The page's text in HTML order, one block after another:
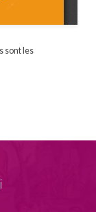
sont les